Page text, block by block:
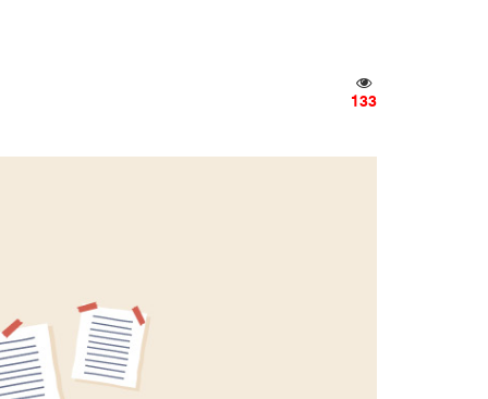
133